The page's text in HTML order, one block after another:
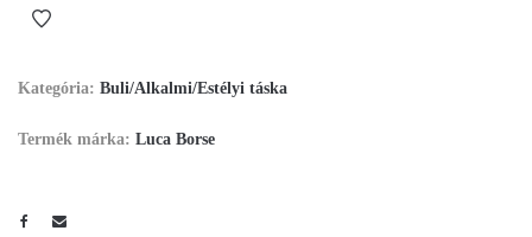
Kategória: Buli/Alkalmi/Estélyi táska
Termék márka: Luca Borse